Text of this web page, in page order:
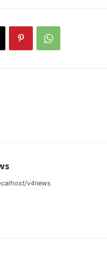
v4news